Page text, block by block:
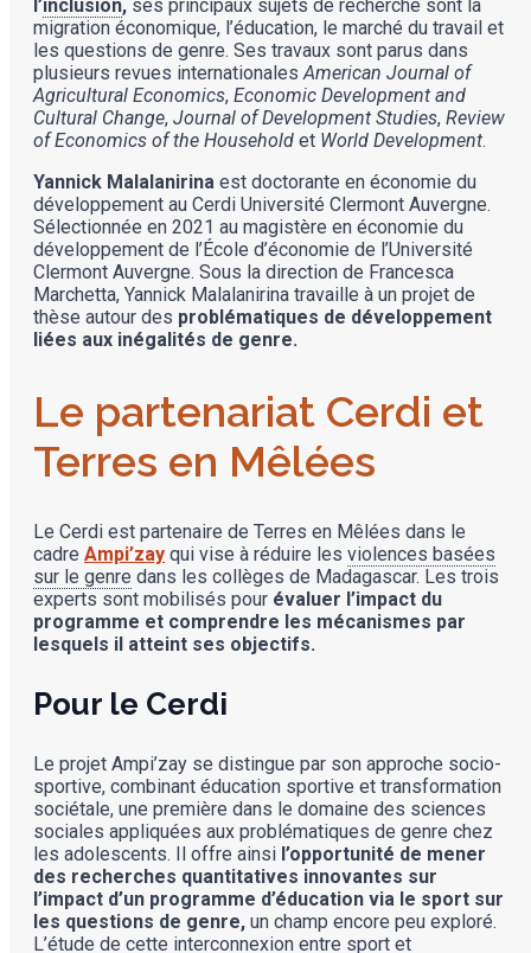
l’inclusion, ses principaux sujets de recherche sont la
migration économique, l’éducation, le marché du travail et
les questions de genre. Ses travaux sont parus dans
plusieurs revues internationales American Journal of
Agricultural Economics, Economic Development and
Cultural Change, Journal of Development Studies, Review
of Economics of the Household et World Development.
Yannick Malalanirina est doctorante en économie du
développement au Cerdi Université Clermont Auvergne.
Sélectionnée en 2021 au magistère en économie du
développement de l’École d’économie de l’Université
Clermont Auvergne. Sous la direction de Francesca
Marchetta, Yannick Malalanirina travaille à un projet de
thèse autour des problématiques de développement
liées aux inégalités de genre.
Le partenariat Cerdi et
Terres en Mêlées
Le Cerdi est partenaire de Terres en Mêlées dans le
cadre Ampi’zay qui vise à réduire les violences basées
sur le genre dans les collèges de Madagascar. Les trois
experts sont mobilisés pour évaluer l’impact du
programme et comprendre les mécanismes par
lesquels il atteint ses objectifs.
Pour le Cerdi
Le projet Ampi’zay se distingue par son approche socio-
sportive, combinant éducation sportive et transformation
sociétale, une première dans le domaine des sciences
sociales appliquées aux problématiques de genre chez
les adolescents. Il offre ainsi l’opportunité de mener
des recherches quantitatives innovantes sur
l’impact d’un programme d’éducation via le sport sur
les questions de genre, un champ encore peu exploré.
L’étude de cette interconnexion entre sport et